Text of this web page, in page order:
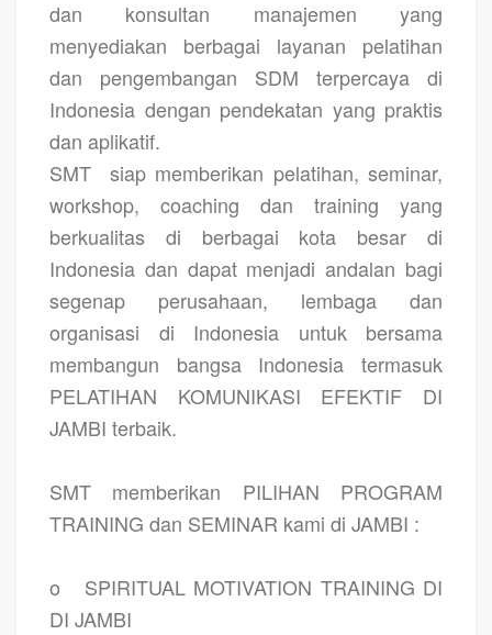
dan konsultan manajemen yang
menyediakan berbagai layanan pelatihan
dan pengembangan SDM terpercaya di
Indonesia dengan pendekatan yang praktis
dan aplikatif.
SMT
siap memberikan pelatihan, seminar,
workshop, coaching dan training yang
berkualitas di berbagai kota besar di
Indonesia dan dapat menjadi andalan bagi
segenap perusahaan, lembaga dan
organisasi di Indonesia untuk bersama
membangun bangsa Indonesia termasuk
PELATIHAN KOMUNIKASI EFEKTIF DI
JAMBI terbaik.
SMT memberikan PILIHAN PROGRAM
TRAINING dan SEMINAR kami di JAMBI :
o
SPIRITUAL MOTIVATION TRAINING DI
DI JAMBI